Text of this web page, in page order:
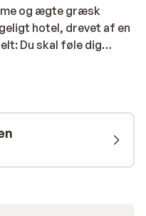
og ægte græsk
hotel, drevet af en
Du skal føle dig
til det
i byen har fantastisk
nyde en afslappet
smalle gader og slå
lækker middag. På
hvor du kan tage
eget lille bassin.